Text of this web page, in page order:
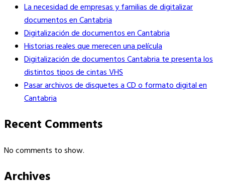
La necesidad de empresas y familias de digitalizar
documentos en Cantabria
Digitalización de documentos en Cantabria
Historias reales que merecen una película
Digitalización de documentos Cantabria te presenta los
distintos tipos de cintas VHS
Pasar archivos de disquetes a CD o formato digital en
Cantabria
Recent Comments
No comments to show.
Archives